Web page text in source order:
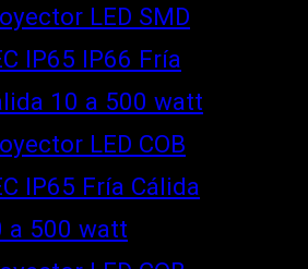
LED SMD
IP65 IP66 Fría
10 a 500 watt
LED COB
IP65 Fría Cálida
a 500 watt